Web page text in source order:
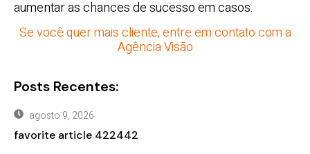
aumentar as chances de sucesso em casos.
Se você quer mais cliente, entre em contato com a
Agência Visão
Posts Recentes:
agosto 9, 2026
favorite article 422442